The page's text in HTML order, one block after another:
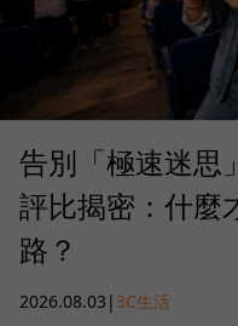
告別「極速迷思
評比揭密：什麼
路？
2026.08.03 | 3C生活